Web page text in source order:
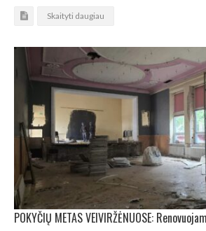
Skaityti daugiau